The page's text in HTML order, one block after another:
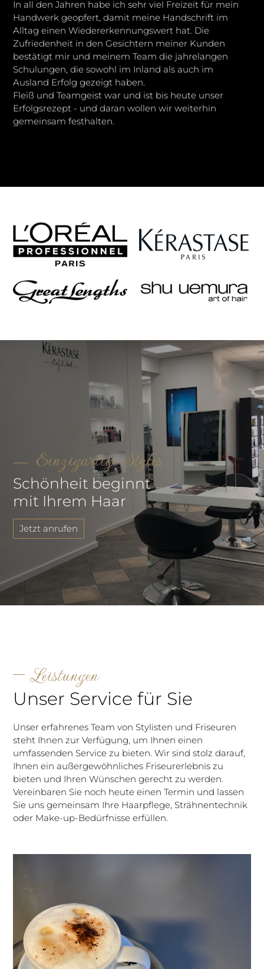
In all den Jahren habe ich sehr viel Freizeit für mein
Handwerk geopfert, damit meine Handschrift im
Alltag einen Wiedererkennungswert hat. Die
Zufriedenheit in den Gesichtern meiner Kunden
bestätigt mir und meinem Team die jahrelangen
Schulungen, die sowohl im Inland als auch im
Ausland Erfolg gezeigt haben.
Fleiß und Teamgeist war und ist bis heute unser
Erfolgsrezept - und daran wollen wir weiterhin
gemeinsam festhalten.
Einzigartige Styles
Schönheit beginnt
mit Ihrem Haar
Jetzt anrufen
Leistungen
Unser Service für Sie
Unser erfahrenes Team von Stylisten und Friseuren
steht Ihnen zur Verfügung, um Ihnen einen
umfassenden Service zu bieten. Wir sind stolz darauf,
Ihnen ein außergewöhnliches Friseurerlebnis zu
bieten und Ihren Wünschen gerecht zu werden.
Vereinbaren Sie noch heute einen Termin und lassen
Sie uns gemeinsam Ihre Haarpflege, Strähnentechnik
oder Make-up-Bedürfnisse erfüllen.